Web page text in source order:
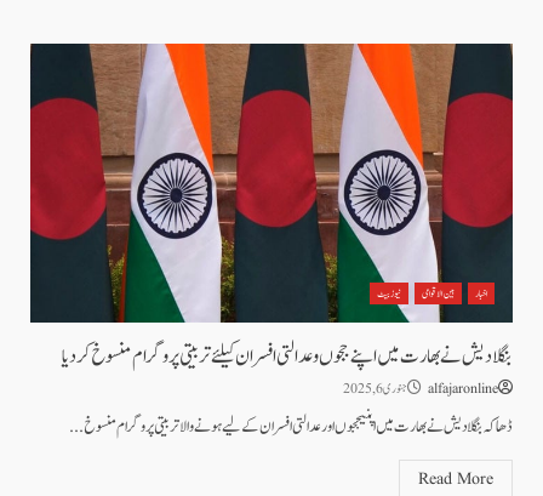
اخبار بین الاقوامی نیوز بیٹ
بنگلادیش نے بھارت میں اپنے ججوں و عدالتی افسران کیلئے تربیتی پروگرام منسوخ کر دیا
alfajaronline جنوری 6, 2025
ڈھاکہ بنگلا دیش نے بھارت میں اپنیججوں اور عدالتی افسران کے لیے ہونے والا تربیتی پروگرام منسوخ...
Read More